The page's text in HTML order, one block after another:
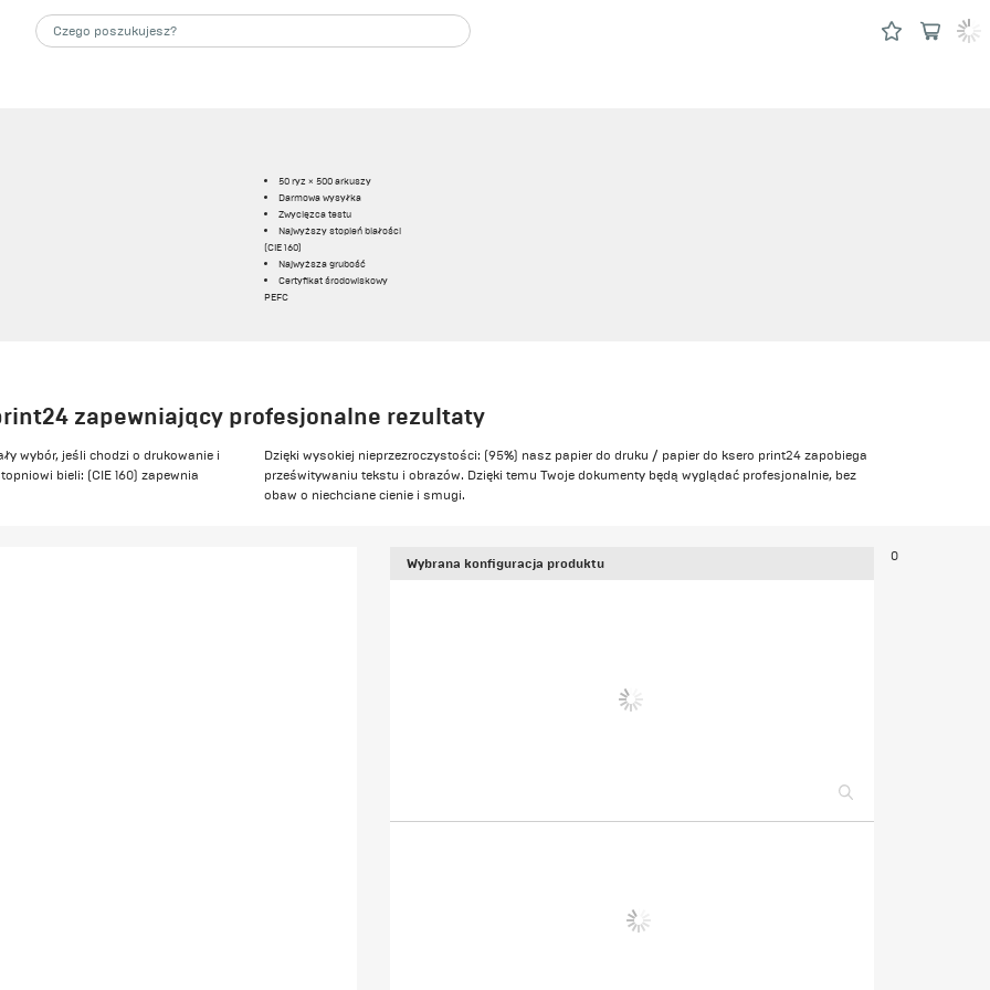
50 ryz × 500 arkuszy
Darmowa wysyłka
Zwycięzca testu
Najwyższy stopień białości
(CIE 160)
Najwyższa grubość
Certyfikat środowiskowy
PEFC
zapewniający profesjonalne rezultaty
wybór, jeśli chodzi o drukowanie i
bieli: (CIE 160) zapewnia
Dzięki wysokiej nieprzezroczystości: (95%) nasz papier do druku / papier do ksero print24 zapobiega
prześwitywaniu tekstu i obrazów. Dzięki temu Twoje dokumenty będą wyglądać profesjonalnie, bez
obaw o niechciane cienie i smugi.
Wybrana konfiguracja produktu 0